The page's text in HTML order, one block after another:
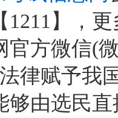
1211】，
官方微信(微
律赋予我
够由选民